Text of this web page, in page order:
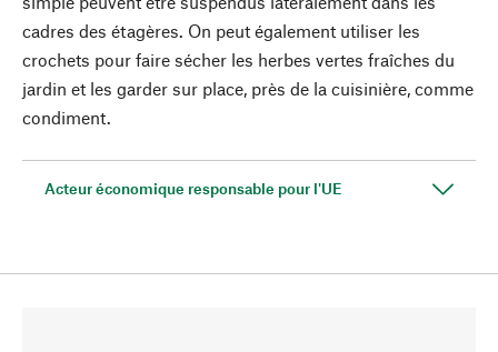
cadres des étagères. On peut également utiliser les
crochets pour faire sécher les herbes vertes fraîches du
jardin et les garder sur place, près de la cuisinière, comme
condiment.
Acteur économique responsable pour l'UE